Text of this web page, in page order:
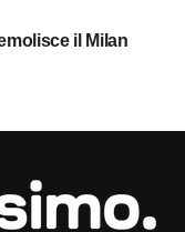
il Milan